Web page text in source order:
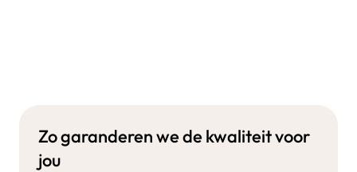
Zo garanderen we de kwaliteit voor
jou